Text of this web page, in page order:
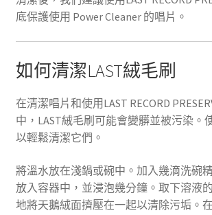
底保護使用 Power Cleaner 的唱片。
如何清潔LAST絨毛刷
在清潔唱片和使用LAST RECORD
中，LAST絨毛刷可能會變髒並被污染。
以輕鬆清潔它們。
將溫水放在淺鍋或碗中。加入幾滴洗碗
放入容器中，並浸泡幾分鐘。取下溶液
地將天鵝絨面擠壓在一起以清除污垢。